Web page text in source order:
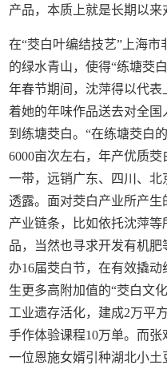
产品，本质上就是长期以来
在“茭白叶编结技艺”上海
的绿水青山，使得“练塘茭
年春节期间，沈萍得以代
着她的年味作品送去对全
到练塘茭白。“在练塘茭白
6000亩次左右，年产优质
一带，远销广东、四川、
透露。面对茭白产业所产
产业链条，比如依托沈萍
品，当然也寻求开发有机
办16届茭白节，在有效撬
生更多高附加值的“茭白文
工业遗存活化，建成2万平
手作体验课程10万单。而
一位恩施女婿引种湖北小土